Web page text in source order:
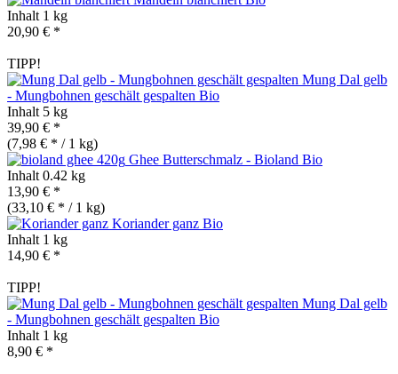
Inhalt 1 kg
20,90 € *
TIPP!
Mung Dal gelb
- Mungbohnen geschält gespalten Bio
Inhalt 5 kg
39,90 € *
(7,98 € * / 1 kg)
Ghee Butterschmalz - Bioland Bio
Inhalt 0.42 kg
13,90 € *
(33,10 € * / 1 kg)
Koriander ganz Bio
Inhalt 1 kg
14,90 € *
TIPP!
Mung Dal gelb
- Mungbohnen geschält gespalten Bio
Inhalt 1 kg
8,90 € *